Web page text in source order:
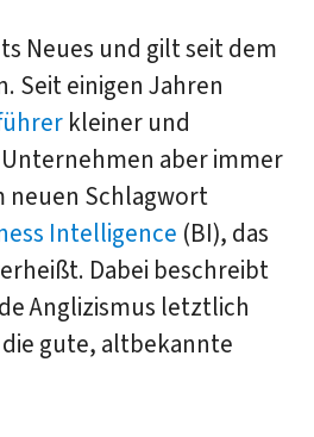
Neues und gilt seit dem
Seit einigen Jahren
kleiner und
aber immer
neuen Schlagwort
Intelligence (BI), das
Dabei beschreibt
Anglizismus letztlich
gute, altbekannte